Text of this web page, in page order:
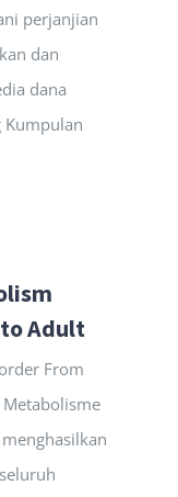
perjanjian
dan
dana
Kumpulan
Adult
From
Metabolisme